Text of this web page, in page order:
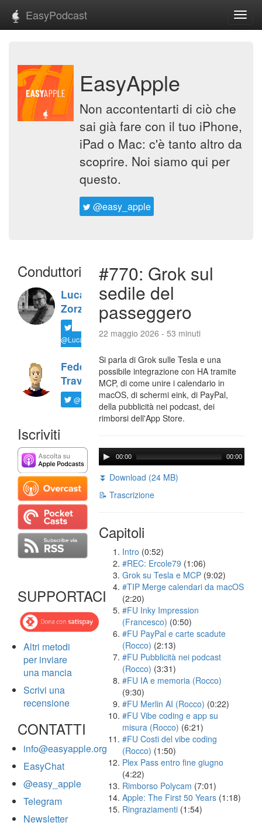
EasyPodcast
EasyApple
Non accontentarti di ciò che
sai già fare con il tuo iPhone,
iPad o Mac: c'è tanto altro da
scoprire. Noi siamo qui per
questo.
@easy_apple
Conduttori
Luca
Zorzi
@LucaTNT
Federico
Travaini
@ftrava
Iscriviti
SUPPORTACI
Altri metodi
per inviare
una mancia
Scrivi una
recensione
CONTATTI
info@easyapple.org
EasyChat
@easy_apple
Telegram
Newsletter
#770: Grok sul
sedile del
passeggero
22 maggio 2026 - 53 minuti
Si parla di Grok sulle Tesla e una
possibile integrazione con HA tramite
MCP, di come unire i calendario in
macOS, di schermi eink, di PayPal,
della pubblicità nei podcast, dei
rimborsi dell'App Store.
00:00 00:00
⏬ Download (24 MB)
📝 Trascrizione
Capitoli
Intro (0:52)
#REC: Ercole79 (1:06)
Grok su Tesla e MCP (9:02)
#TIP Merge calendari da macOS
(2:20)
#FU Inky Impression
(Francesco) (0:50)
#FU PayPal e carte scadute
(Rocco) (2:13)
#FU Pubblicità nei podcast
(Rocco) (3:31)
#FU IA e memoria (Rocco)
(9:30)
#FU Merlin AI (Rocco) (0:22)
#FU Vibe coding e app su
misura (Rocco) (6:21)
#FU Costi del vibe coding
(Rocco) (1:50)
Plex Pass entro fine giugno
(4:22)
Rimborso Polycam (7:01)
Apple: The First 50 Years (1:18)
Ringraziamenti (1:54)